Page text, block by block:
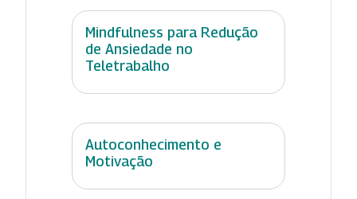
Mindfulness para Redução
de Ansiedade no
Teletrabalho
Autoconhecimento e
Motivação